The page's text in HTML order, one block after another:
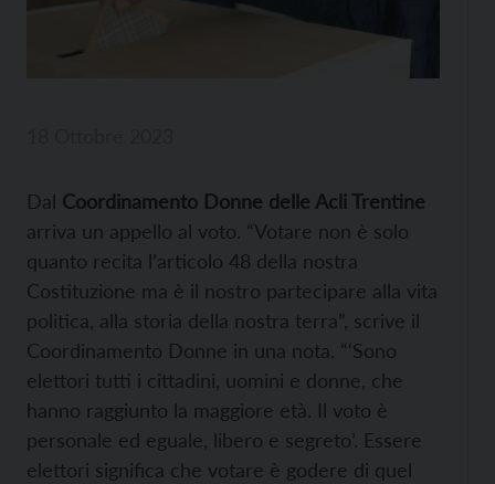
Dal Coordinamento Donne delle Acli Trentine
arriva un appello al voto. “Votare non è solo
quanto recita l’articolo 48 della nostra
Costituzione ma è il nostro partecipare alla vita
politica, alla storia della nostra terra”, scrive il
Coordinamento Donne in una nota. “‘Sono
elettori tutti i cittadini, uomini e donne, che
hanno raggiunto la maggiore età. Il voto è
personale ed eguale, libero e segreto’. Essere
elettori significa che votare è godere di quel